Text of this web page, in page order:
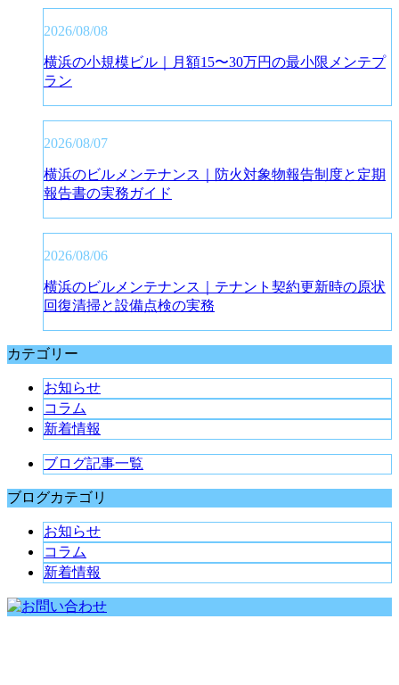
2026/08/08
横浜の小規模ビル｜月額15〜30万円の最小限メンテプ
ラン
2026/08/07
横浜のビルメンテナンス｜防火対象物報告制度と定期
報告書の実務ガイド
2026/08/06
横浜のビルメンテナンス｜テナント契約更新時の原状
回復清掃と設備点検の実務
カテゴリー
お知らせ
コラム
新着情報
ブログ記事一覧
ブログカテゴリ
お知らせ
コラム
新着情報